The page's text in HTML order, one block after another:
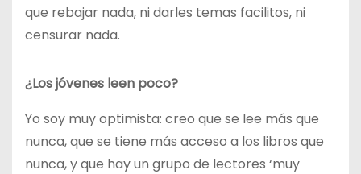
que rebajar nada, ni darles temas facilitos, ni
censurar nada.
¿Los jóvenes leen poco?
Yo soy muy optimista: creo que se lee más que
nunca, que se tiene más acceso a los libros que
nunca, y que hay un grupo de lectores ‘muy